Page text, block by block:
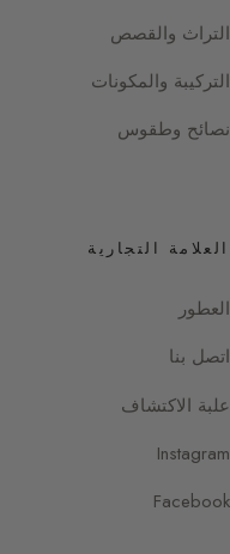
التراث والقصص
التركيبة والمكونات
نصائح وطقوس
العلامة التجارية
العطور
اتصل بنا
علبة الاكتشاف
Instagram
Facebook